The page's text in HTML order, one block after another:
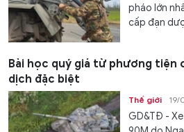
pháo lớn
cấp đạn
Bài học quý giá từ phương
dịch đặc biệt
Thế giới 19/
GD&TĐ -